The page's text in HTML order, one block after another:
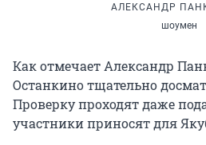
АЛЕКСАНДР
шоумен
Как отмечает Александр
Останкино тщательно
Проверку проходят даже
участники приносят для